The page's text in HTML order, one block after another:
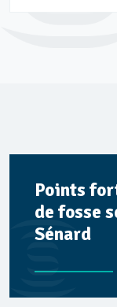
Points
de fosse
Sénard